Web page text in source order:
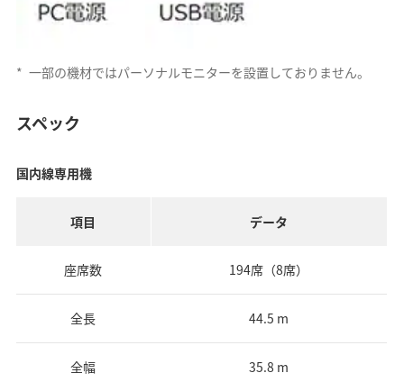
* 一部の機材ではパーソナルモニターを設置しておりません。
スペック
国内線専用機
項目 データ
座席数 194席（8席）
全長 44.5 m
全幅 35.8 m